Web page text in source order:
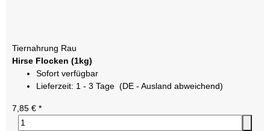
Tiernahrung Rau
Hirse Flocken (1kg)
Sofort verfügbar
Lieferzeit: 1 - 3 Tage (DE - Ausland abweichend)
7,85 € *